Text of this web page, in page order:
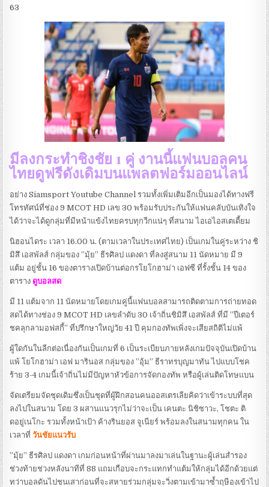
63
มีลงกระทำชิงชัย 1 คู่ งานนี้แฟนบอลคน
ไทยดูฟรีดังเดิมบนแพลตฟอร์มออนไลน์
อย่าง Siamsport Youtube Channel รวมทั้งเพิ่มเติมอีกเป็นมองได้ทางฟรี
โทรทัศน์ที่ช่อง 9 MCOT HD เลข 30 พร้อมรับประกันให้แฟนคลับบันเทิงใจ
ได้ว่าจะได้ดูกลุ่มที่มีหน้าแข้งไทยครบทุกวีกแน่ๆ ที่สนาม ไอเอไอสเตเดี้ยม
นิฮอนไดระ เวลา 16.00 น. (ตามเวลาในประเทศไทย) เป็นเกมในคู่ระหว่าง ชิ
มิสึ เอสพัลส์ กลุ่มของ ”มุ้ย” ธีรศิลป แดงดา ที่ลงสู่สนาม 11 นัดหมาย มี 9
แต้ม อยู่ชั้น 16 ของตารางเปิดบ้านต่อกรโยโกฮาม่า เอฟซี ที่รั้งชั้น 14 ของ
ตาราง ดูบอลสด
มี 11 แต้มจาก 11 นัดหมายโดยเกมคู่นี้แฟนบอลสามารถติดตามการถ่ายทอด
สดได้ทางช่อง 9 MCOT HD เลขลำดับ 30 เจ้าถิ่นชิมิสึ เอสพัลส์ ที่มี ”ปีเตอร์
ชคลุกลามอฟสกี้” ที่ปรึกษาใหญ่วัย 41 ปี คุมกองทัพเพิ่งจะเสียสถิติไม่แพ้
ผู้ใดกันในลีกต่อเนื่องกันเป็นเกมที่ 6 เป็นระเบียบภายหลังเกมปัจจุบันเปิดบ้าน
แพ้ โยโกฮาม่า เอฟ มารินอส กลุ่มของ ”อุ้ม” ธีราทรบุญมาทัน ไปแบบโชค
ร้าย 3-4 เกมนี้เจ้าถิ่นไม่มีปัญหาหัวข้อการจัดกองทัพ หรือผู้เล่นติดโทษแบน
จัดเตรียมจัดชุดเดิมซึ่งเป็นชุดที่ผู้ฝึกสอนคนออสเตรเลียคิดว่าเข้าระบบที่สุด
ลงไปในสนาม โดย 3 ผสานแนวรุกไม่ว่าจะเป็น เคนตะ นิชิซาวะ, โชตะ ติ
ดอยู่เนโกะ รวมทั้งหน้าเป้า ค้างรินยอส จูเนียร์ พร้อมลงในสนามทุกคน ใน
เวลาที่วันชัยแนวรับ
”มุ้ย” ธีรศิลป แดงดา เกมก่อนหน้าที่ผ่านมาลงมาเล่นในฐานะผู้เล่นสำรอง
ช่วงท้ายช่วงหลังนาทีที่ 88 แถมเกือบจะกระแทกทำแต้มให้กลุ่มได้อีกด้วยแต่
ทว่าบอลดันไปชนเสาก่อนที่จะสหายร่วมกลุ่มจะวิ่งตามเข้ามาซ้ำฤษีองเข้าไป